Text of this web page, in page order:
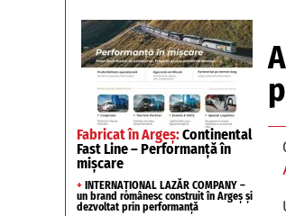
Fabricat în Argeș:Continental
Fast Line – Performanță în
mișcare
+ INTERNAȚIONAL LAZĂR COMPANY –
un brand românesc construit în Argeș și
dezvoltat prin performanță